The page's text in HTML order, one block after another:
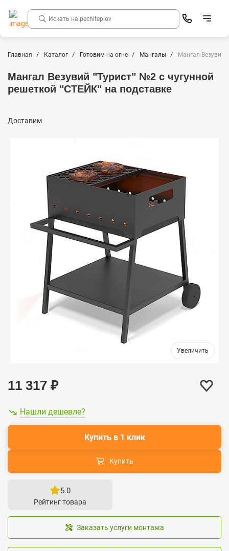
Главная Каталог Готовим на огне Мангалы Мангал Везувий
Мангал Везувий "Турист" №2 с чугунной
решеткой "СТЕЙК" на подставке
Доставим
11 317 ₽
Нашли дешевле?
Купить
Купить в 1 клик
5.0
Рейтинг товара
Заказать услуги монтажа